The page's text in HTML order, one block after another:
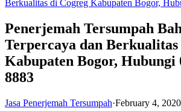
Penerjemah Tersumpah
Terpercaya dan
Kabupaten Bogor, Hubungi
8883
Jasa Penerjemah Tersumpah·February 4, 2020